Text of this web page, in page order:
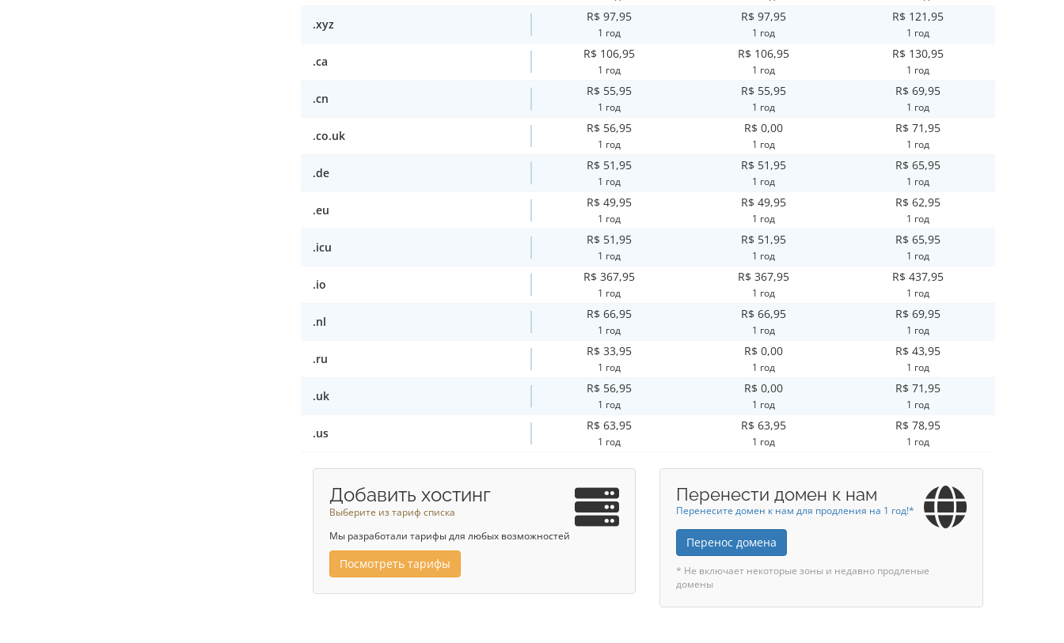
.xyz
R$ 97,95
1 год
R$ 97,95
1 год
R$ 121,95
1 год
.ca
R$ 106,95
1 год
R$ 106,95
1 год
R$ 130,95
1 год
.cn
R$ 55,95
1 год
R$ 55,95
1 год
R$ 69,95
1 год
.co.uk
R$ 56,95
1 год
R$ 0,00
1 год
R$ 71,95
1 год
.de
R$ 51,95
1 год
R$ 51,95
1 год
R$ 65,95
1 год
.eu
R$ 49,95
1 год
R$ 49,95
1 год
R$ 62,95
1 год
.icu
R$ 51,95
1 год
R$ 51,95
1 год
R$ 65,95
1 год
.io
R$ 367,95
1 год
R$ 367,95
1 год
R$ 437,95
1 год
.nl
R$ 66,95
1 год
R$ 66,95
1 год
R$ 69,95
1 год
.ru
R$ 33,95
1 год
R$ 0,00
1 год
R$ 43,95
1 год
.uk
R$ 56,95
1 год
R$ 0,00
1 год
R$ 71,95
1 год
.us
R$ 63,95
1 год
R$ 63,95
1 год
R$ 78,95
1 год
Добавить хостинг
Выберите из тариф списка
Мы разработали тарифы для любых возможностей
Посмотреть тарифы
Перенести домен к нам
Перенесите домен к нам для продления на 1 год!*
Перенос домена
* Не включает некоторые зоны и недавно продленые
домены